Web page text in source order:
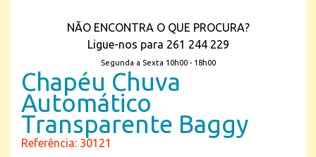
NÃO ENCONTRA O QUE PROCURA?
Ligue-nos para 261 244 229
Segunda a Sexta 10h00 - 18h00
Chapéu Chuva
Automático
Transparente Baggy
Referência: 30121